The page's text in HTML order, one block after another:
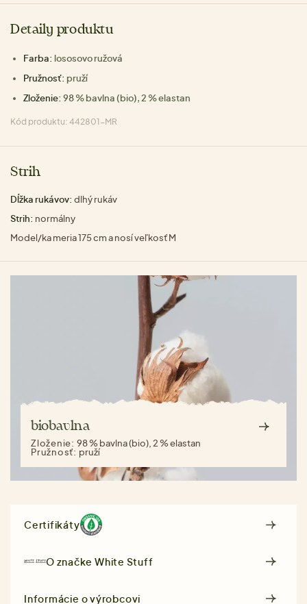
Detaily produktu
Farba: lososovo ružová
Pružnosť: pruží
Zloženie: 98 % bavlna (bio), 2 % elastan
Kód produktu: 442801-MR
Strih
Dĺžka rukávov: dlhý rukáv
Strih: normálny
Model/ka meria 175 cm a nosí veľkosť M
biobavlna
Zloženie: 98 % bavlna (bio), 2 % elastan
Pružnosť: pruží
Certifikáty
O značkeWhite Stuff
Informácie o výrobcovi